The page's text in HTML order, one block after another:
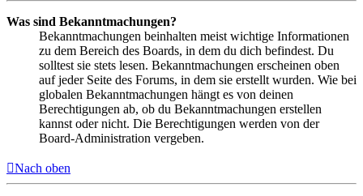
Was sind Bekanntmachungen?
Bekanntmachungen beinhalten meist wichtige Informationen
zu dem Bereich des Boards, in dem du dich befindest. Du
solltest sie stets lesen. Bekanntmachungen erscheinen oben
auf jeder Seite des Forums, in dem sie erstellt wurden. Wie bei
globalen Bekanntmachungen hängt es von deinen
Berechtigungen ab, ob du Bekanntmachungen erstellen
kannst oder nicht. Die Berechtigungen werden von der
Board-Administration vergeben.
Nach oben